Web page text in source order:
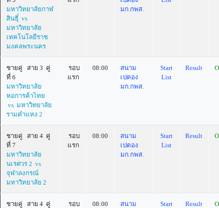
มหาวิทยาลัยกาฬ
สินธุิ์ vs
มหาวิทยาลัย
เทคโนโลยีราช
มงคลพระนคร
มก.กพส.
ชายคู่ สาย 3 คู่
ที่ 6
มหาวิทยาลัย
หอการค้าไทย
vs มหาวิทยาลัย
รามคำแหง 2
รอบ
แรก
08:00
สนาม
เปตอง
มก.กพส.
Start
List
Result
ชายคู่ สาย 4 คู่
ที่ 7
มหาวิทยาลัย
นเรศวร 2 vs
จุฬาลงกรณ์
มหาวิทยาลัย 2
รอบ
แรก
08:00
สนาม
เปตอง
มก.กพส.
Start
List
Result
ชายคู่ สาย 4 คู่
รอบ
08:00
สนาม
Start
Result